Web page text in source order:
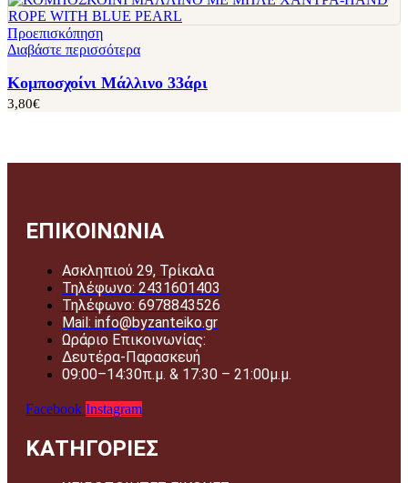
Προεπισκόπηση
Διαβάστε περισσότερα
Κομποσχοίνι Μάλλινο 33άρι
3,80€
ΕΠΙΚΟΙΝΩΝΙΑ
Ασκληπιού 29, Τρίκαλα
Τηλέφωνο: 2431601403
Τηλέφωνο: 6978843526
Mail: info@byzanteiko.gr
Ωράριο Επικοινωνίας:
Δευτέρα-Παρασκευή
09:00–14:30π.μ. & 17:30 – 21:00μ.μ.
Facebook Instagram
ΚΑΤΗΓΟΡΙΕΣ